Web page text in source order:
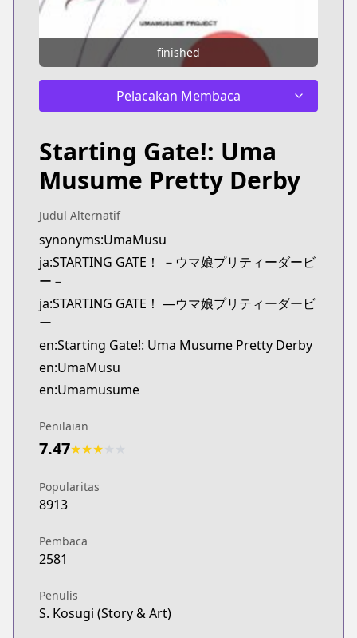
finished
Pelacakan Membaca
Starting Gate!: Uma
Musume Pretty Derby
Judul Alternatif
synonyms:UmaMusu
ja:STARTING GATE！ －ウマ娘プリティーダービ
ー－
ja:STARTING GATE！ ―ウマ娘プリティーダービ
ー
en:Starting Gate!: Uma Musume Pretty Derby
en:UmaMusu
en:Umamusume
Penilaian
7.47★★★
Popularitas
8913
Pembaca
2581
Penulis
S. Kosugi (Story & Art)